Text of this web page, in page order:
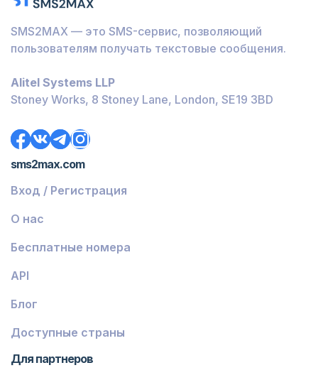
Барбадос
Бурунди
Белиз
Гренада
Грузия
Греция
Гвинея-Бисау
Гваделупа
Французская Гвиана
SMS2MAX — это SMS-сервис, позволяющий
пользователям получать текстовые сообщения.
Alitel Systems LLP
Stoney Works, 8 Stoney Lane, London, SE19 3BD
sms2max.com
Вход / Регистрация
О нас
Бесплатные номера
API
Блог
Доступные страны
Для партнеров